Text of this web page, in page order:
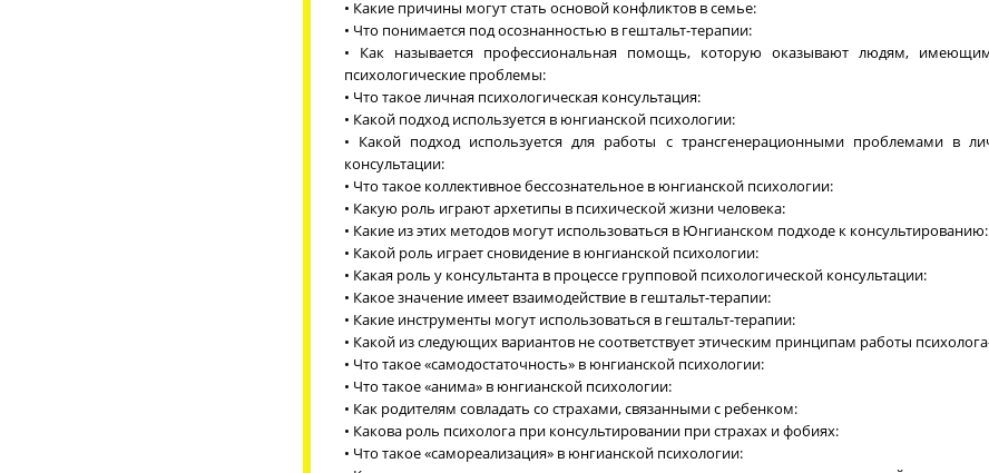
• Какие причины могут стать основой конфликтов в семье:
• Что понимается под осознанностью в гештальт-терапии:
• Как называется профессиональная помощь, которую оказывают людям,
психологические проблемы:
• Что такое личная психологическая консультация:
• Какой подход используется в юнгианской психологии:
• Какой подход используется для работы с трансгенерационными проблемами в
консультации:
• Что такое коллективное бессознательное в юнгианской психологии:
• Какую роль играют архетипы в психической жизни человека:
• Какие из этих методов могут использоваться в Юнгианском подходе к консультированию:
• Какой роль играет сновидение в юнгианской психологии:
• Какая роль у консультанта в процессе групповой психологической консультации:
• Какое значение имеет взаимодействие в гештальт-терапии:
• Какие инструменты могут использоваться в гештальт-терапии:
• Какой из следующих вариантов не соответствует этическим принципам работы
• Что такое «самодостаточность» в юнгианской психологии:
• Что такое «анима» в юнгианской психологии:
• Как родителям совладать со страхами, связанными с ребенком:
• Какова роль психолога при консультировании при страхах и фобиях:
• Что такое «самореализация» в юнгианской психологии: